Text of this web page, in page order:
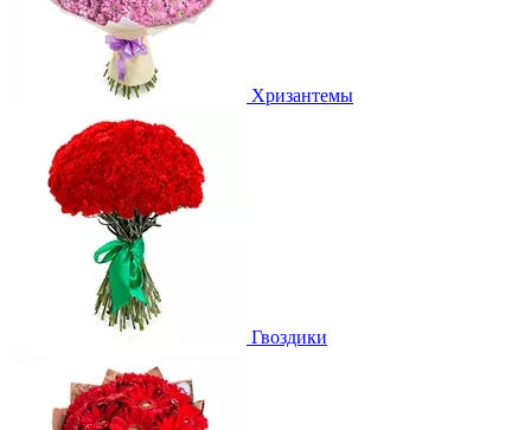
Хризантемы
Гвоздики